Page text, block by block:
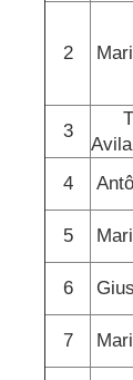
2
3
Avila
4
5
6
7